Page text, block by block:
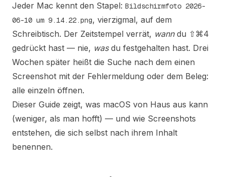
Jeder Mac kennt den Stapel: Bildschirmfoto 2026-
06-10 um 9.14.22.png, vierzigmal, auf dem
Schreibtisch. Der Zeitstempel verrät, wanndu ⇧⌘4
gedrückt hast — nie, wasdu festgehalten hast. Drei
Wochen später heißt die Suche nach dem einen
Screenshot mit der Fehlermeldung oder dem Beleg:
alle einzeln öffnen.
Dieser Guide zeigt, was macOS von Haus aus kann
(weniger, als man hofft) — und wie Screenshots
entstehen, die sich selbst nach ihrem Inhalt
benennen.